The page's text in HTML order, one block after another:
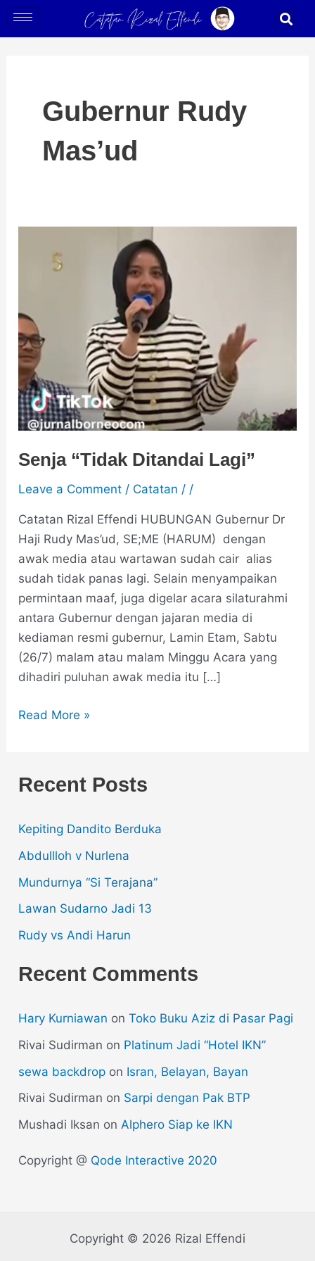
Skip
to
Gubernur Rudy
Mas’ud
Senja “Tidak Ditandai Lagi”
Leave a Comment / Catatan / /
Catatan Rizal Effendi HUBUNGAN Gubernur Dr
Haji Rudy Mas’ud, SE;ME (HARUM) dengan
awak media atau wartawan sudah cair alias
sudah tidak panas lagi. Selain menyampaikan
permintaan maaf, juga digelar acara silaturahmi
antara Gubernur dengan jajaran media di
kediaman resmi gubernur, Lamin Etam, Sabtu
(26/7) malam atau malam Minggu Acara yang
dihadiri puluhan awak media itu […]
“Tidak
Ditandai
Read More »
Recent Posts
Kepiting Dandito Berduka
Abdullloh v Nurlena
Mundurnya “Si Terajana”
Lawan Sudarno Jadi 13
Rudy vs Andi Harun
Recent Comments
Hary Kurniawan onToko Buku Aziz di Pasar Pagi
Rivai Sudirman on Platinum Jadi “Hotel IKN”
sewa backdrop on Isran, Belayan, Bayan
Rivai Sudirman on Sarpi dengan Pak BTP
Mushadi Iksan onAlphero Siap ke IKN
Copyright @ Qode Interactive 2020
Copyright © 2026 Rizal Effendi